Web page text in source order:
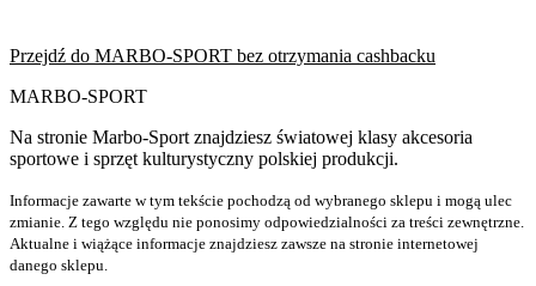
Przejdź do MARBO-SPORT bez otrzymania cashbacku
MARBO-SPORT
Na stronie Marbo-Sport znajdziesz światowej klasy akcesoria
sportowe i sprzęt kulturystyczny polskiej produkcji.
Informacje zawarte w tym tekście pochodzą od wybranego sklepu i mogą ulec
zmianie. Z tego względu nie ponosimy odpowiedzialności za treści zewnętrzne.
Aktualne i wiążące informacje znajdziesz zawsze na stronie internetowej
danego sklepu.